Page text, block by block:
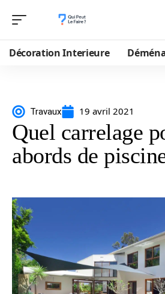
Décoration Interieure
Travaux 19 avril 2021
Quel carrelage
abords de